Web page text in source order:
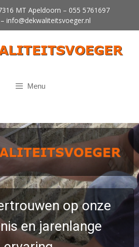
MT Apeldoorn – 055 5761697
– info@dekwaliteitsvoeger.nl
Menu
op onze
en jarenlange